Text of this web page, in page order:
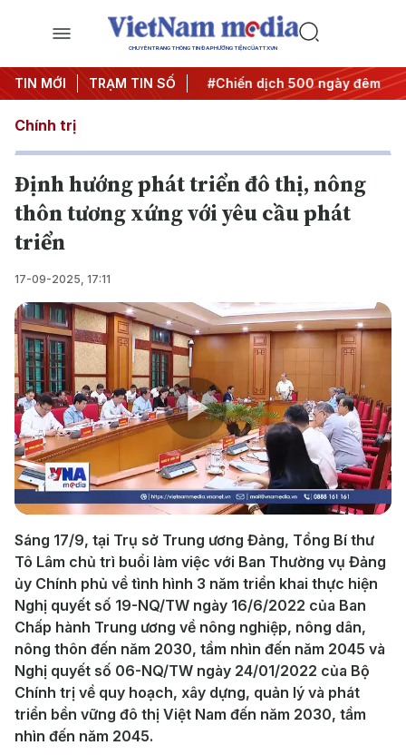
CHUYÊN TRANG THÔNG TIN ĐA PHƯƠNG TIỆN CỦA TTXVN
TIN MỚI TRẠM TIN SỐ
quyết thành hành động #Chiến dịch 500 ngày đêm
Chính trị
Định hướng phát triển đô thị, nông
thôn tương xứng với yêu cầu phát
triển
17-09-2025, 17:11
Play
Video
Sáng 17/9, tại Trụ sở Trung ương Đảng, Tổng Bí thư
Tô Lâm chủ trì buổi làm việc với Ban Thường vụ Đảng
ủy Chính phủ về tình hình 3 năm triển khai thực hiện
Nghị quyết số 19-NQ/TW ngày 16/6/2022 của Ban
Chấp hành Trung ương về nông nghiệp, nông dân,
nông thôn đến năm 2030, tầm nhìn đến năm 2045 và
Nghị quyết số 06-NQ/TW ngày 24/01/2022 của Bộ
Chính trị về quy hoạch, xây dựng, quản lý và phát
triển bền vững đô thị Việt Nam đến năm 2030, tầm
nhìn đến năm 2045.